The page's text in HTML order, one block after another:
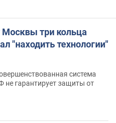
Москвы три кольца
"находить технологии"
система
гарантирует защиты от